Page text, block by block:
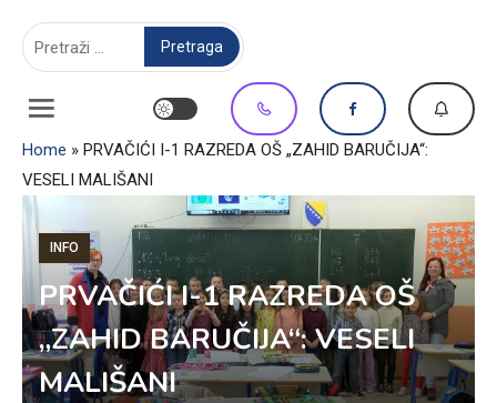
Home » PRVAČIĆI I-1 RAZREDA OŠ „ZAHID BARUČIJA“:
VESELI MALIŠANI
INFO
PRVAČIĆI I-1 RAZREDA OŠ
„ZAHID BARUČIJA“: VESELI
MALIŠANI